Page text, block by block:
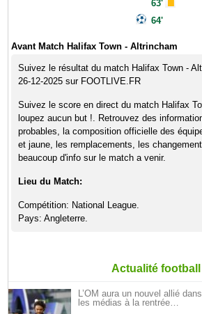
63'
64'
Avant Match Halifax Town - Altrincham
Suivez le résultat du match Halifax Town -
26-12-2025 sur FOOTLIVE.FR
Suivez le score en direct du match Halifax
loupez aucun but !. Retrouvez des
probables, la composition officielle des
et jaune, les remplacements, les
beaucoup d'info sur le match a venir.
Lieu du Match:
Compétition: National League.
Pays: Angleterre.
Actualité football
L’OM aura un nouvel allié dans
les médias à la rentrée…